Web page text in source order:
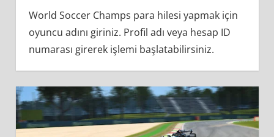
World Soccer Champs para hilesi yapmak için
oyuncu adını giriniz. Profil adı veya hesap ID
numarası girerek işlemi başlatabilirsiniz.